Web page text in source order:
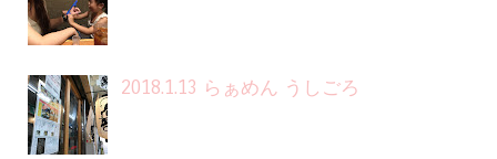
2018.1.13 らぁめん うしごろ